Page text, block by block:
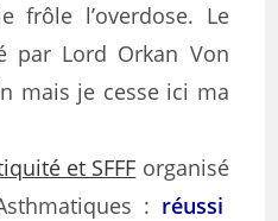
frôle l’overdose. Le
par Lord Orkan Von
mais je cesse ici ma
et SFFF organisé
: réussi